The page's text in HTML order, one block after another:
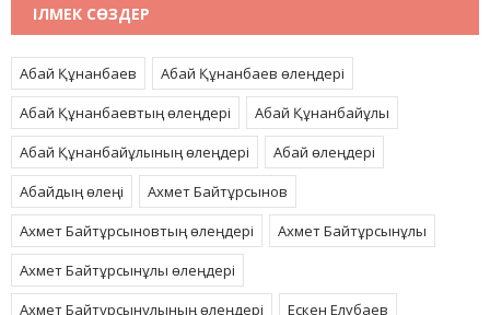
ІЛМЕК СӨЗДЕР
Абай Құнанбаев
Абай Құнанбаев өлеңдері
Абай Құнанбаевтың өлеңдері
Абай Құнанбайұлы
Абай Құнанбайұлының өлеңдері
Абай өлеңдері
Абайдың өлеңі
Ахмет Байтұрсынов
Ахмет Байтұрсыновтың өлеңдері
Ахмет Байтұрсынұлы
Ахмет Байтұрсынұлы өлеңдері
Ахмет Байтұрсынұлының өлеңдері
Ескен Елубаев